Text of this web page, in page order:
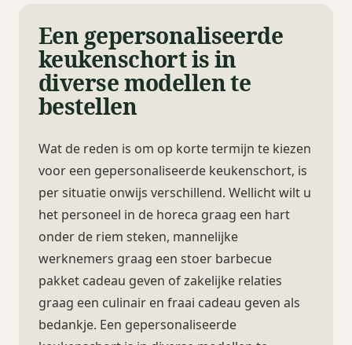
Een gepersonaliseerde
keukenschort is in
diverse modellen te
bestellen
Wat de reden is om op korte termijn te kiezen
voor een gepersonaliseerde keukenschort, is
per situatie onwijs verschillend. Wellicht wilt u
het personeel in de horeca graag een hart
onder de riem steken, mannelijke
werknemers graag een stoer barbecue
pakket cadeau geven of zakelijke relaties
graag een culinair en fraai cadeau geven als
bedankje. Een gepersonaliseerde